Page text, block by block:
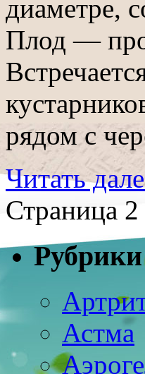
диаметре,
Плод —
рядом с
Читать
Страница 2
Рубрики
Астма